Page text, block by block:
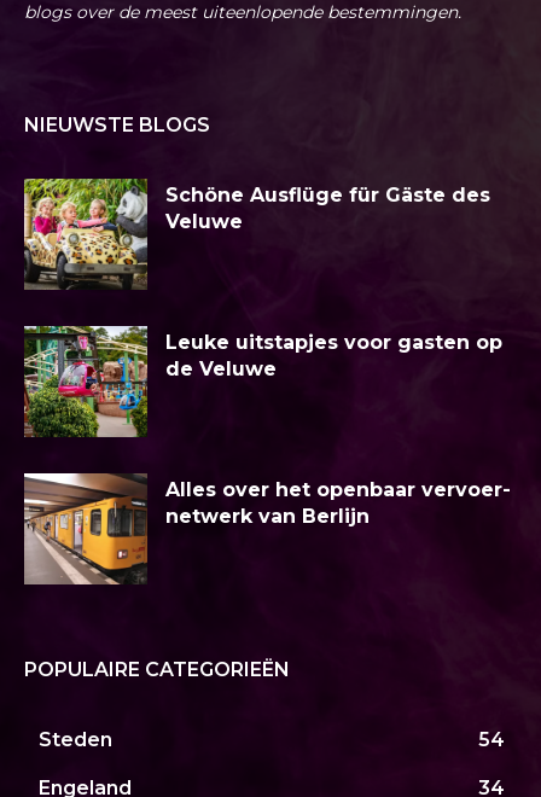
blogs over de meest uiteenlopende bestemmingen.
NIEUWSTE BLOGS
Schöne Ausflüge für Gäste des
Veluwe
Leuke uitstapjes voor gasten op
de Veluwe
Alles over het openbaar vervoer-
netwerk van Berlijn
POPULAIRE CATEGORIEËN
Steden 54
Engeland 34